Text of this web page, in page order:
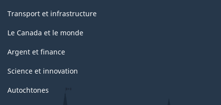
Transport et infrastructure
Le Canada et le monde
Argent et finance
Science et innovation
Autochtones